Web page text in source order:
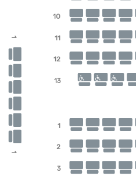
10
11
12
13
1
2
3
1
1